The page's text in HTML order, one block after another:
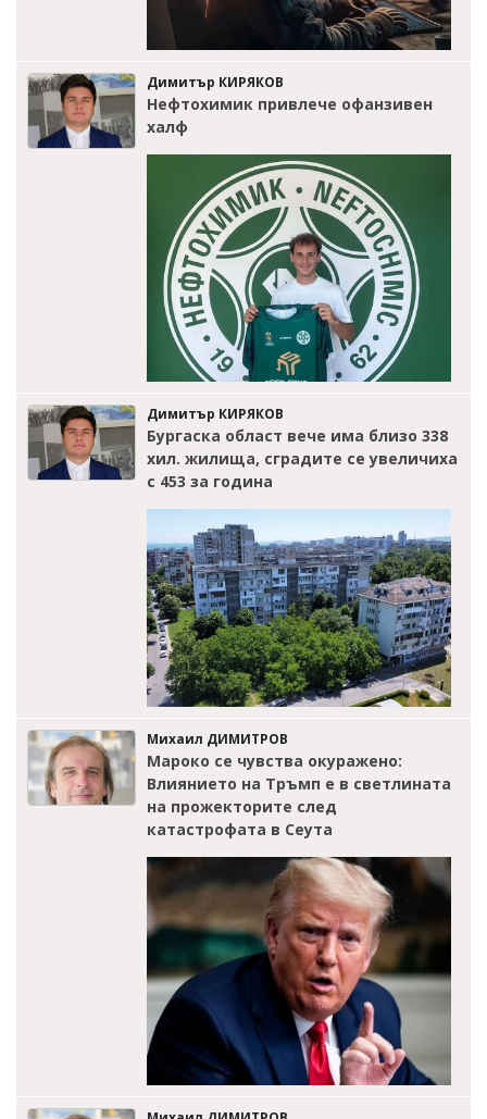
Димитър КИРЯКОВ
Нефтохимик привлече офанзивен
халф
Димитър КИРЯКОВ
Бургаска област вече има близо 338
хил. жилища, сградите се увеличиха
с 453 за година
Михаил ДИМИТРОВ
Мароко се чувства окуражено:
Влиянието на Тръмп е в светлината
на прожекторите след
катастрофата в Сеута